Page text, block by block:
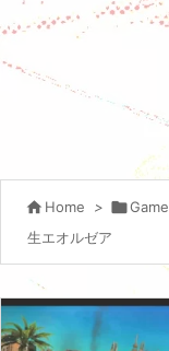
 Home > Game
生エオルゼア